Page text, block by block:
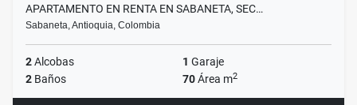
APARTAMENTO EN RENTA EN SABANETA, SEC…
Sabaneta, Antioquia, Colombia
2Alcobas 1 Garaje
2 Baños 70Área m2